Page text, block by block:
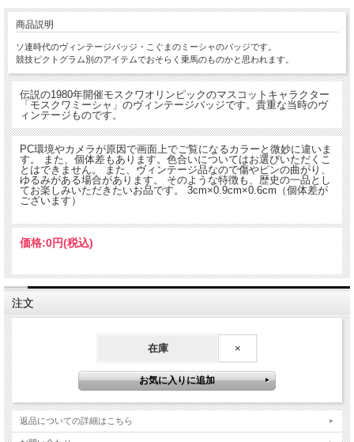
商品説明
ソ連時代のヴィンテージバッジ・こぐまのミーシャのバッジです。
競技ピクトグラム別のアイテムでおそらく乗馬のものかと思われます。
伝説の1980年開催モスクワオリンピックのマスコットキャラクター
「モスクワミーシャ」のヴィンテージバッジです。貴重な当時のヴ
ィンテージものです。
PC環境やカメラが原因で画面上でご覧になるカラーと微妙に違いま
す。 また、個体差もあります。色合いについてはお選びいただくこ
とはできません。 また、ヴィンテージ品なので傷やピンの曲がり、
ゆるみがある場合があります。 そのような特徴も、歴史の一品とし
てお楽しみいただきたいお品です。 3cm×0.9cm×0.6cm（個体差が
ございます）
価格:0円(税込)
注文
在庫 ×
返品についての詳細はこちら